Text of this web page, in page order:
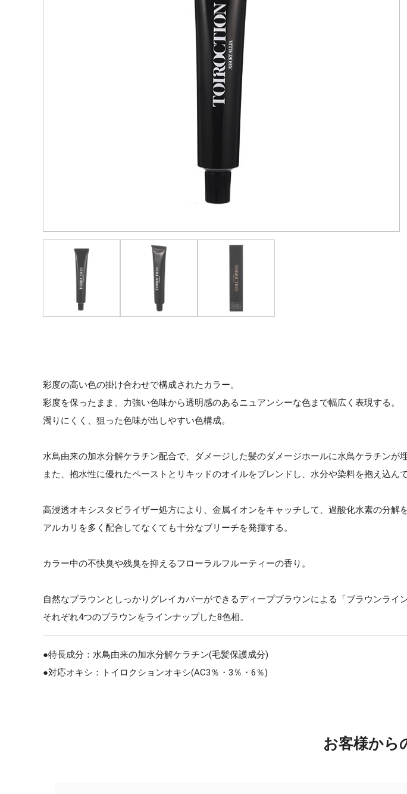
彩度の高い色の掛け合わせで構成されたカラー。
彩度を保ったまま、力強い色味から透明感のあるニュアンシーな色まで幅広く表現する。
濁りにくく、狙った色味が出しやすい色構成。
水鳥由来の加水分解ケラチン配合で、ダメージした髪のダメージホールに水鳥ケラチンが
また、抱水性に優れたペーストとリキッドのオイルをブレンドし、水分や染料を抱え込ん
高浸透オキシスタビライザー処方により、金属イオンをキャッチして、過酸化水素の分解
アルカリを多く配合してなくても十分なブリーチを発揮する。
カラー中の不快臭や残臭を抑えるフローラルフルーティーの香り。
自然なブラウンとしっかりグレイカバーができるディープブラウンによる「ブラウンライン
それぞれ4つのブラウンをラインナップした8色相。
●特長成分：水鳥由来の加水分解ケラチン(毛髪保護成分)
●対応オキシ：トイロクションオキシ(AC3％・3％・6％)
お客様から